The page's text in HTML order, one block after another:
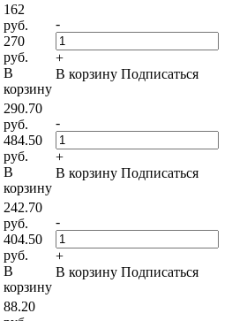
162
руб.
270
руб.
В
корзину
-
+
В корзину Подписаться
290.70
руб.
484.50
руб.
В
корзину
-
+
В корзину Подписаться
242.70
руб.
404.50
руб.
В
корзину
-
+
В корзину Подписаться
88.20